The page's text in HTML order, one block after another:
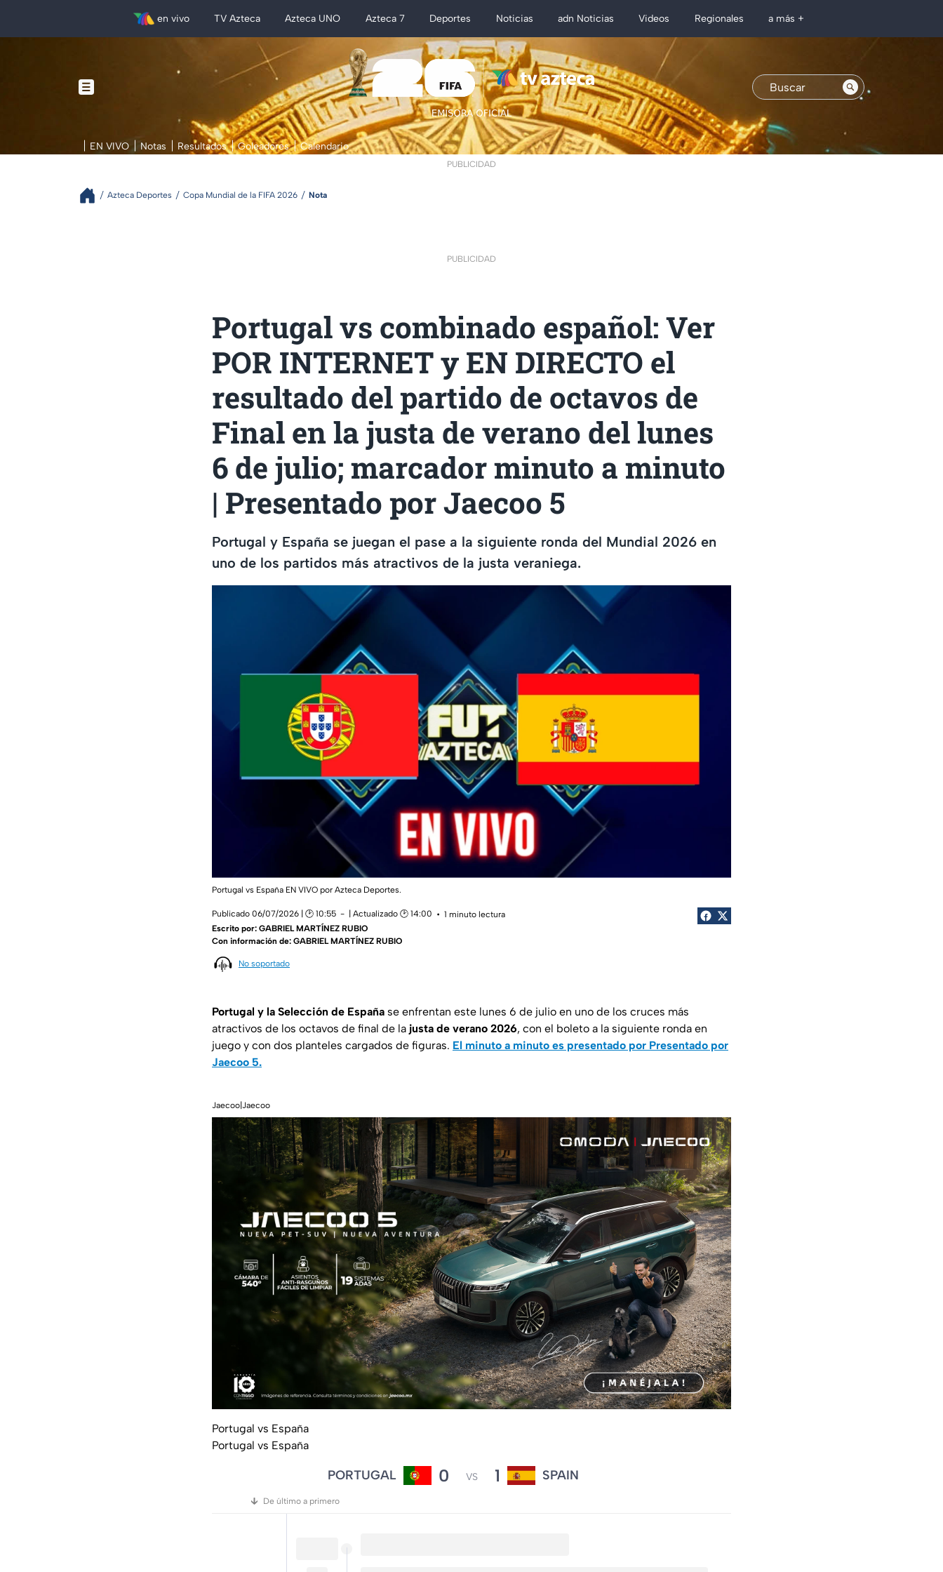
en vivo TV Azteca Azteca UNO Azteca 7 Deportes Noticias adn Noticias Videos Regionales a más +
EN VIVO Notas Resultados Goleadores Calendario
PUBLICIDAD
Azteca Deportes Copa Mundial de la FIFA 2026 Nota
PUBLICIDAD
Portugal vs combinado español: Ver
POR INTERNET y EN DIRECTO el
resultado del partido de octavos de
Final en la justa de verano del lunes
6 de julio; marcador minuto a minuto
| Presentado por Jaecoo 5
Portugal y España se juegan el pase a la siguiente ronda del Mundial 2026 en
uno de los partidos más atractivos de la justa veraniega.
Portugal vs España EN VIVO por Azteca Deportes.
Publicado 06/07/2026 | 🕑 10:55 | Actualizado 🕑 14:00
1 minuto lectura
Escrito por: GABRIEL MARTÍNEZ RUBIO
Con información de: GABRIEL MARTÍNEZ RUBIO
No soportado
Portugal y la Selección de España se enfrentan este lunes 6 de julio en uno de los cruces más
atractivos de los octavos de final de la justa de verano 2026, con el boleto a la siguiente ronda en
juego y con dos planteles cargados de figuras. El minuto a minuto es presentado por Presentado por
Jaecoo 5.
Jaecoo|Jaecoo
Portugal vs España
Portugal vs España
PORTUGAL 0 VS 1 SPAIN
De último a primero